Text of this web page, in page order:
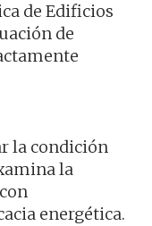
de Edificios
de
la condición
la
energética.